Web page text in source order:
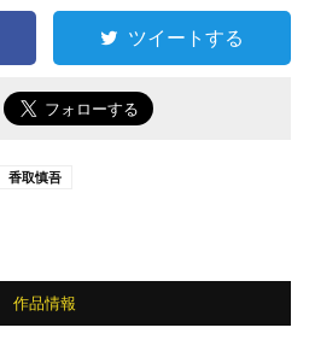
ツイートする
香取慎吾
作品情報